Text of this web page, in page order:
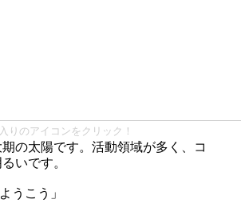
りのアイコンをクリック！
の太陽です。活動領域が多く、コ
いです。
ようこう」